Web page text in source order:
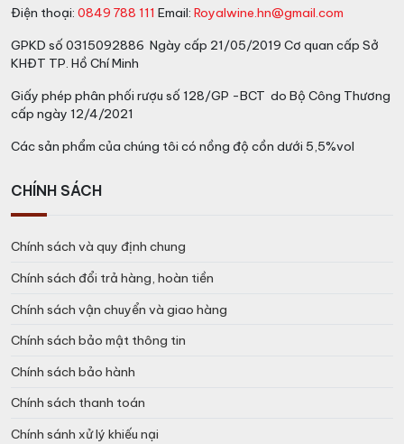
Điện thoại: 0849 788 111 Email: Royalwine.hn@gmail.com
GPKD số 0315092886 Ngày cấp 21/05/2019 Cơ quan cấp Sở
KHĐT TP. Hồ Chí Minh
Giấy phép phân phối rượu số 128/GP -BCT do Bộ Công Thương
cấp ngày 12/4/2021
Các sản phẩm của chúng tôi có nồng độ cồn dưới 5,5%vol
CHÍNH SÁCH
Chính sách và quy định chung
Chính sách đổi trả hàng, hoàn tiền
Chính sách vận chuyển và giao hàng
Chính sách bảo mật thông tin
Chính sách bảo hành
Chính sách thanh toán
Chính sánh xử lý khiếu nại